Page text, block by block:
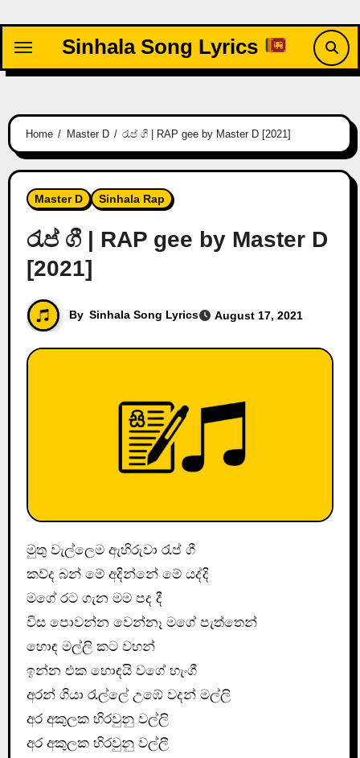
content
Sinhala Song Lyrics
Home Master D රැප් ගී | RAP gee by Master D [2021]
Master D Sinhala Rap
රැප් ගී | RAP gee by Master D
[2021]
By Sinhala Song Lyrics August 17, 2021
මුතු වැල්ලෙම ඇහිරුවා රැප් ගී
කව්ද බන් මේ අදින්නේ මේ යද්දි
මගේ රට ගැන මම පද දී
විස පොවන්න වෙන්නෑ මගේ පැත්තෙන්
හොඳ මල්ලි කට වහන්
ඉන්න එක හොඳයි වගේ හැංගී
අරන් ගියා රැල්ලේ උඹේ වදන් මල්ලි
අර අකුලක හිරවුනු වල්ලි
අර අකුලක හිරවුනු වල්ලී